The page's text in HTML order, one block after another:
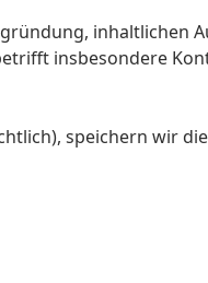
inhaltlichen
insbesondere
speichern wir